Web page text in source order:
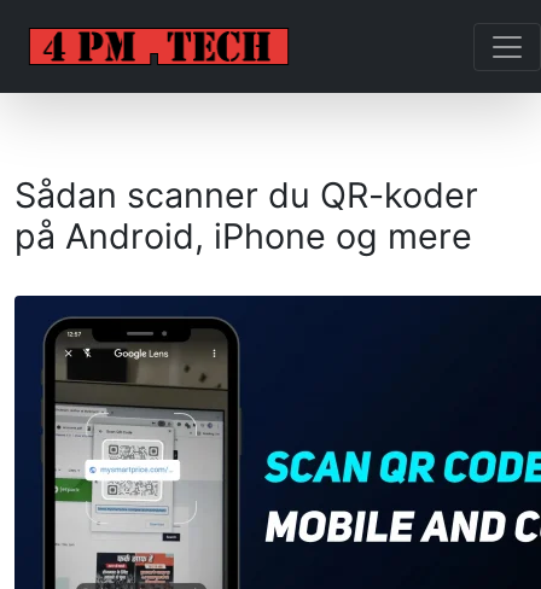
Sådan scanner du QR-koder
på Android, iPhone og mere